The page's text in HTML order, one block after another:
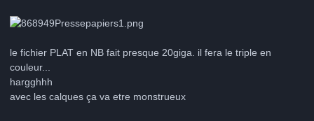
le fichier PLAT en NB fait presque 20giga. il fera le triple en
couleur...
hargghhh
avec les calques ça va etre monstrueux